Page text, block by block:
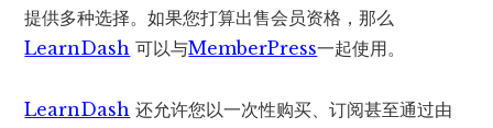
提供多种选择。如果您打算出售会员资格，那么
LearnDash 可以与MemberPress一起使用。
LearnDash 还允许您以一次性购买、订阅甚至通过由